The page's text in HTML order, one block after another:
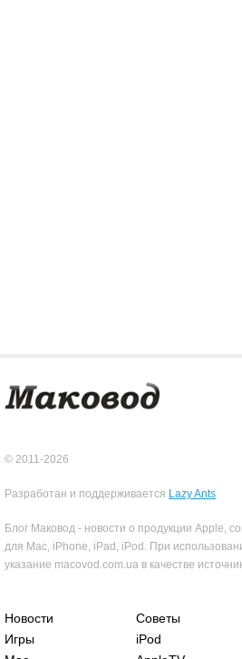
© 2011-2026
Разработан и поддерживается Lazy Ants
Блог Маковод - новости о продукции Apple,
для Mac, iPhone, iPad, iPod. При
указание macovod.com.ua в качестве
Новости Советы
Игры
iPod